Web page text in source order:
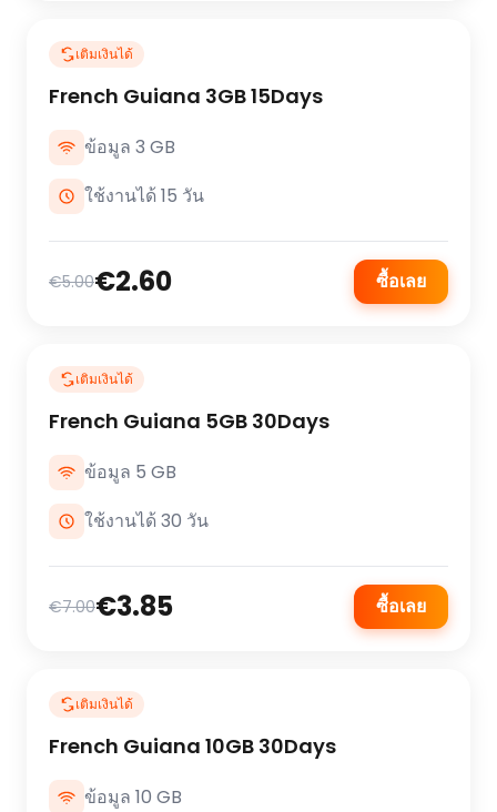
เติมเงินได้
French Guiana 3GB 15Days
ข้อมูล 3 GB
ใช้งานได้ 15 วัน
€5.00€2.60 ซื้อเลย
เติมเงินได้
French Guiana 5GB 30Days
ข้อมูล 5 GB
ใช้งานได้ 30 วัน
€7.00€3.85 ซื้อเลย
เติมเงินได้
French Guiana 10GB 30Days
ข้อมูล 10 GB